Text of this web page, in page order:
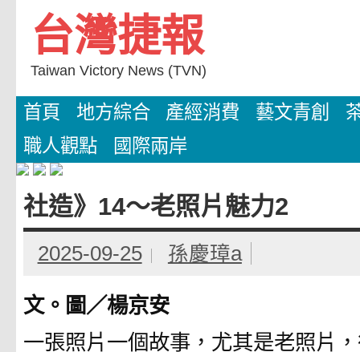
content台灣捷報
Taiwan Victory News (TVN)
首頁 地方綜合 產經消費 藝文青創
職人觀點
國際兩岸
社造》14〜老照片魅力2
2025-09-25 孫慶璋a
文。圖／楊京安
一張照片一個故事，尤其是老照片